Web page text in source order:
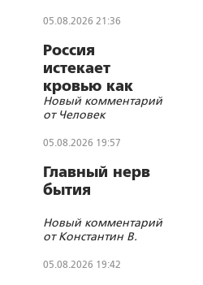
05.08.2026 21:36
Россия
истекает
кровью как
жертвенное
животное?
Новый комментарий
от Человек
05.08.2026 19:57
Главный нерв
бытия
Новый комментарий
от Константин В.
05.08.2026 19:42